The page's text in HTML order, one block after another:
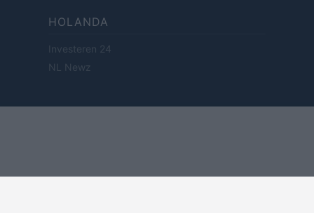
HOLANDA
Investeren 24
NL Newz